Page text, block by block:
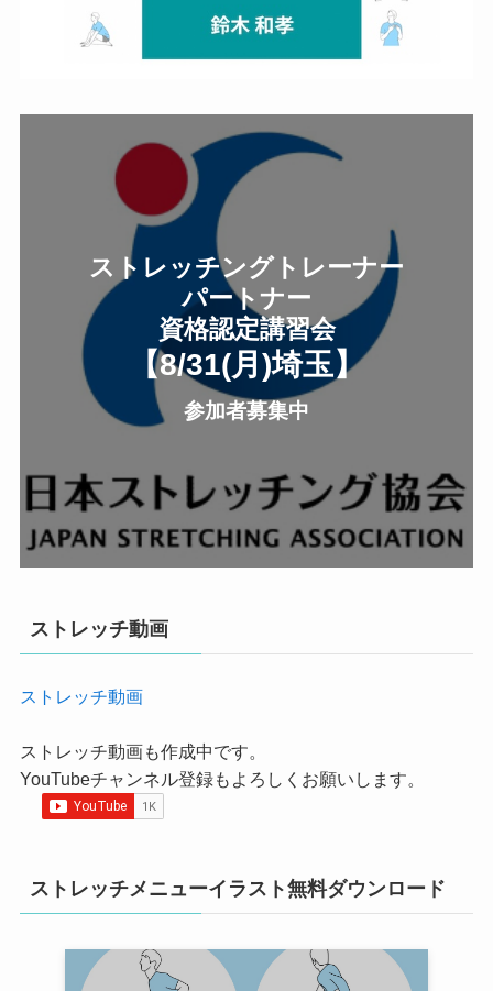
ストレッチングトレーナー
パートナー
資格認定講習会
【8/31(月 )埼玉】
参加者募集中
ストレッチ動画
ストレッチ動画
ストレッチ動画も作成中です。
YouTubeチャンネル登録もよろしくお願いします。
ストレッチメニューイラスト無料ダウンロード